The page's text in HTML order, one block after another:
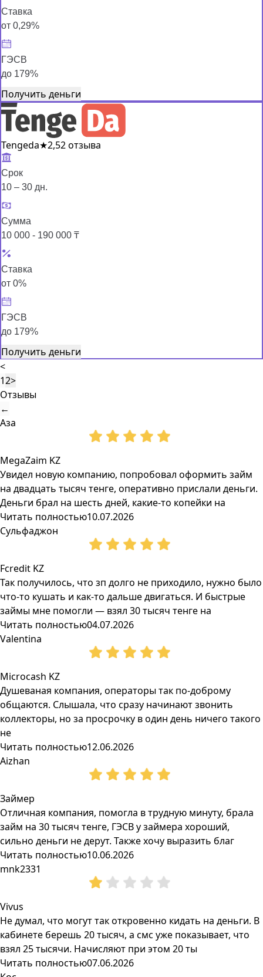
Ставка
от 0,29%
ГЭСВ
до 179%
Получить деньги
Tengeda★2,52 отзыва
Срок
10 – 30 дн.
Сумма
10 000 - 190 000 ₸
Ставка
от 0%
ГЭСВ
до 179%
Получить деньги
<
12>
Отзывы
←
Аза
MegaZaim KZ
Увидел новую компанию, попробовал оформить займ
на двадцать тысяч тенге, оперативно прислали деньги.
Деньги брал на шесть дней, какие-то копейки на
Читать полностью10.07.2026
Сульфаджон
Fcredit KZ
Так получилось, что зп долго не приходило, нужно было
что-то кушать и как-то дальше двигаться. И быстрые
займы мне помогли — взял 30 тысяч тенге на
Читать полностью04.07.2026
Valentina
Microcash KZ
Душеваная компания, операторы так по-доброму
общаются. Слышала, что сразу начинают звонить
коллекторы, но за просрочку в один день ничего такого
не
Читать полностью12.06.2026
Aizhan
Займер
Отличная компания, помогла в трудную минуту, брала
займ на 30 тысяч тенге, ГЭСВ у займера хороший,
сильно деньги не дерут. Также хочу выразить благ
Читать полностью10.06.2026
mnk2331
Vivus
Не думал, что могут так откровенно кидать на деньги. В
кабинете берешь 20 тысяч, а смс уже показывает, что
взял 25 тысячи. Начисляют при этом 20 ты
Читать полностью07.06.2026